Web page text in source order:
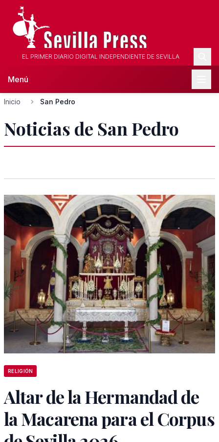
EL PRIMER DIARIO DIGITAL INDEPENDIENTE DE SEVILLA
Menú
Inicio San Pedro
Noticias de San Pedro
RELIGIÓN
Altar de la Hermandad de
la Macarena para el Corpus